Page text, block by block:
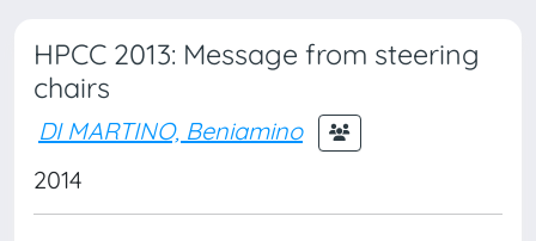
HPCC 2013: Message from steering
chairs
DI MARTINO, Beniamino
2014